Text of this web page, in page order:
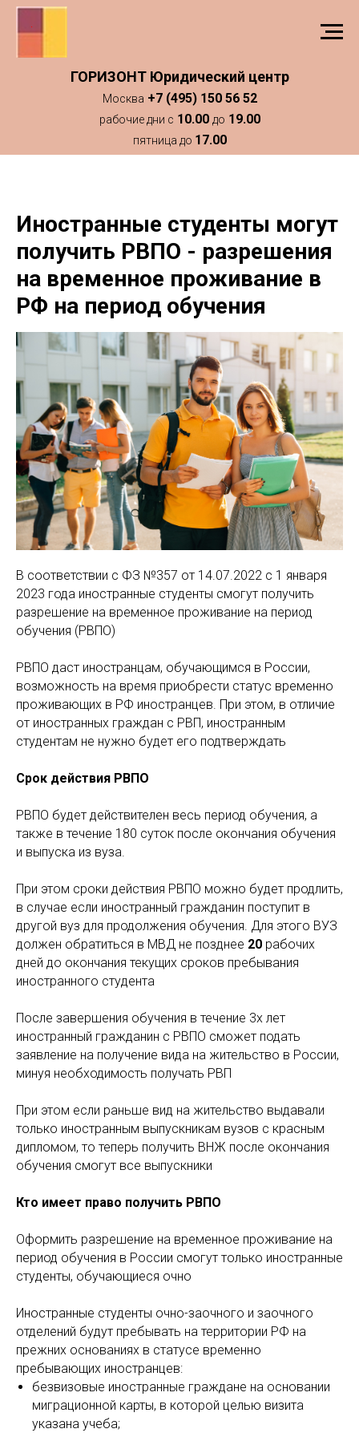
ГОРИЗОНТ Юридический центр
Москва +7 (495) 150 56 52
рабочие дни с 10.00 до 19.00
пятница до 17.00
Иностранные студенты могут
получить РВПО - разрешения
на временное проживание в
РФ на период обучения
В соответствии с ФЗ №357 от 14.07.2022 с 1 января
2023 года иностранные студенты смогут получить
разрешение на временное проживание на период
обучения (РВПО)
РВПО даст иностранцам, обучающимся в России,
возможность на время приобрести статус временно
проживающих в РФ иностранцев. При этом, в отличие
от иностранных граждан с РВП, иностранным
студентам не нужно будет его подтверждать
Срок действия РВПО
РВПО будет действителен весь период обучения, а
также в течение 180 суток после окончания обучения
и выпуска из вуза.
При этом сроки действия РВПО можно будет продлить,
в случае если иностранный гражданин поступит в
другой вуз для продолжения обучения. Для этого ВУЗ
должен обратиться в МВД не позднее 20 рабочих
дней до окончания текущих сроков пребывания
иностранного студента
После завершения обучения в течение 3х лет
иностранный гражданин с РВПО сможет подать
заявление на получение вида на жительство в России,
минуя необходимость получать РВП
При этом если раньше вид на жительство выдавали
только иностранным выпускникам вузов с красным
дипломом, то теперь получить ВНЖ после окончания
обучения смогут все выпускники
Кто имеет право получить РВПО
Оформить разрешение на временное проживание на
период обучения в России смогут только иностранные
студенты, обучающиеся очно
Иностранные студенты очно-заочного и заочного
отделений будут пребывать на территории РФ на
прежних основаниях в статусе временно
пребывающих иностранцев:
безвизовые иностранные граждане на основании
миграционной карты, в которой целью визита
указана учеба;